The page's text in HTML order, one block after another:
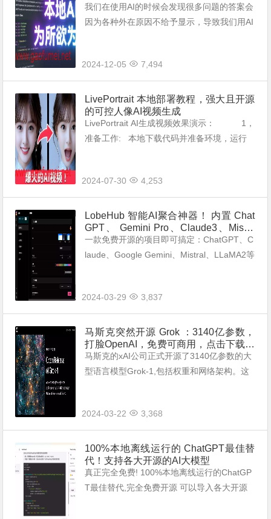
法在线下载模型）。
我们在使用AI的时候会发现很多问题的答案会
因为各种外在原因不给予显示，导致我们用AI
安装 &...
2024-12-05 7,494
LivePortrait 本地部署教程，强大且开源
的可控人像AI视频生成
LivePortrait AI生成视频效果演示： 1，
准备工作: 本地下载代码并准备环境，运行
2024-07-30 4,253
LobeHub 智能AI聚合神器！ 内置 Chat
GPT、 Gemini Pro、Claude3、Mistra
l、LLaMA2 等大模型——可画图、可联
网、可爬虫!
一款免费开源的项目即可搞定：ChatGPT、C
laude、Google Gemini、Mistral、LLaMA2等
2024-03-29
3,837
马斯克突然开源 Grok ：3140亿参数，
打脸OpenAI，免费可商用，点击下载，
安装史上最大模型！
马斯克的xAI公司正式开源了3140亿参数的大
型语言模型Grok-1,包括权重和网络架构。这
定token上...
2024-03-22 3,368
100%本地离线运行的 ChatGPT最佳替
代！支持各大开源的AI大模型
真正完全免费! 100%本地离线运行的ChatGP
T最佳替代,完全免费开源 可以导入各大开源